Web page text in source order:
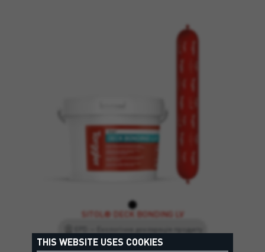
SITOL® DECK BONDING LV
Гібридний клей з низькою в'язкістю для склеювання
THIS WEBSITE USES COOKIES